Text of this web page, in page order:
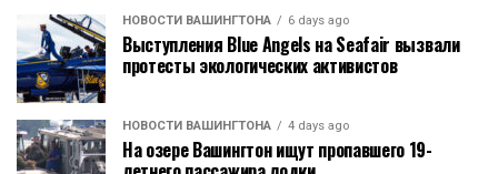
НОВОСТИ ВАШИНГТОНА 6 days ago
Выступления Blue Angels на Seafair вызвали
протесты экологических активистов
НОВОСТИ ВАШИНГТОНА 4 days ago
На озере Вашингтон ищут пропавшего 19-